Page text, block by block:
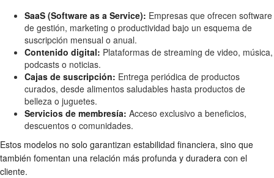
SaaS (Software as a Service): Empresas que ofrecen software
de gestión, marketing o productividad bajo un esquema de
suscripción mensual o anual.
Contenido digital: Plataformas de streaming de video, música,
podcasts o noticias.
Cajas de suscripción: Entrega periódica de productos
curados, desde alimentos saludables hasta productos de
belleza o juguetes.
Servicios de membresía: Acceso exclusivo a beneficios,
descuentos o comunidades.
Estos modelos no solo garantizan estabilidad financiera, sino que
también fomentan una relación más profunda y duradera con el
cliente.